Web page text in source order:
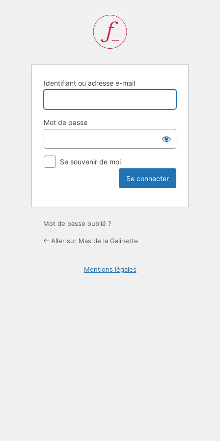
Identifiant ou adresse e-mail
Mot de passe
Se souvenir de moi
Mot de passe oublié ?
← Aller sur Mas de la Galinette
Mentions légales